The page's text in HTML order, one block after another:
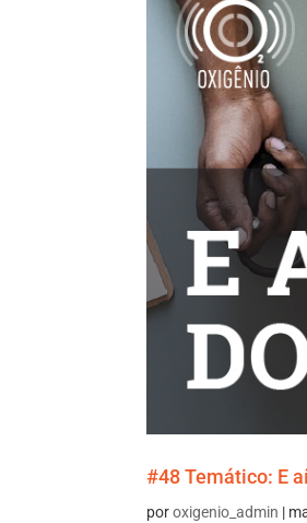
#48 Temático: E
poroxigenio_admin |